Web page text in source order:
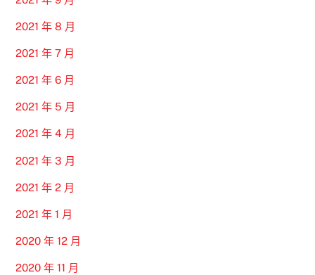
2021 年 8 月
2021 年 7 月
2021 年 6 月
2021 年 5 月
2021 年 4 月
2021 年 3 月
2021 年 2 月
2021 年 1 月
2020 年 12 月
2020 年 11 月